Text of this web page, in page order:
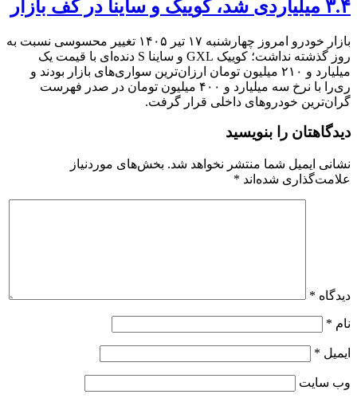
۳.۴ میلیاردی شد، کوییک و ساینا در کف بازار
بازار خودرو امروز چهارشنبه ۱۷ تیر ۱۴۰۵ تغییر محسوسی نسبت به
روز گذشته نداشت؛ کوییک GXL و ساینا S دنده‌ای با قیمت یک
میلیارد و ۲۱۰ میلیون تومان ارزان‌ترین سواری‌های بازار بودند و
ری‌را با نرخ سه میلیارد و ۴۰۰ میلیون تومان در صدر فهرست
گران‌ترین خودروهای داخلی قرار گرفت.
دیدگاهتان را بنویسید
نشانی ایمیل شما منتشر نخواهد شد. بخش‌های موردنیاز
علامت‌گذاری شده‌اند *
دیدگاه *
نام *
ایمیل *
وب‌ سایت